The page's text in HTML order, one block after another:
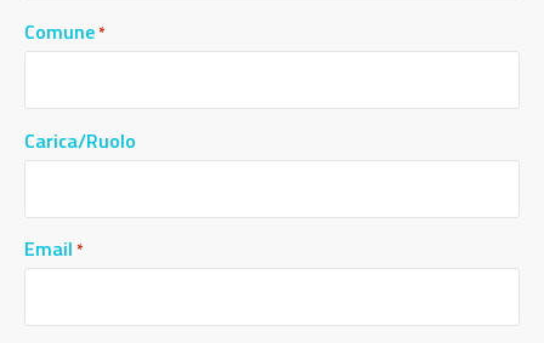
Comune*
Carica/Ruolo
Email *